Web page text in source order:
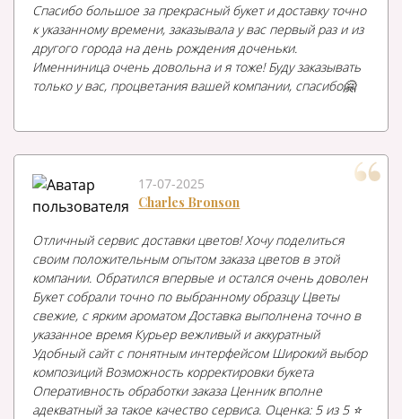
Спасибо большое за прекрасный букет и доставку точно
к указанному времени, заказывала у вас первый раз и из
другого города на день рождения доченьки.
Именниница очень довольна и я тоже! Буду заказывать
только у вас, процветания вашей компании, спасибо🤗
17-07-2025
Charles Bronson
Отличный сервис доставки цветов! Хочу поделиться
своим положительным опытом заказа цветов в этой
компании. Обратился впервые и остался очень доволен
Букет собрали точно по выбранному образцу Цветы
свежие, с ярким ароматом Доставка выполнена точно в
указанное время Курьер вежливый и аккуратный
Удобный сайт с понятным интерфейсом Широкий выбор
композиций Возможность корректировки букета
Оперативность обработки заказа Ценник вполне
адекватный за такое качество сервиса. Оценка: 5 из 5 ⭐️